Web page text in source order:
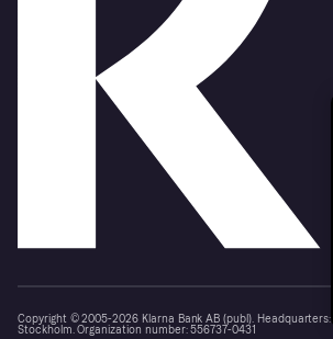
Copyright © 2005-2026 Klarna Bank AB (publ). Headquarters:
Stockholm. Organization number: 556737-0431